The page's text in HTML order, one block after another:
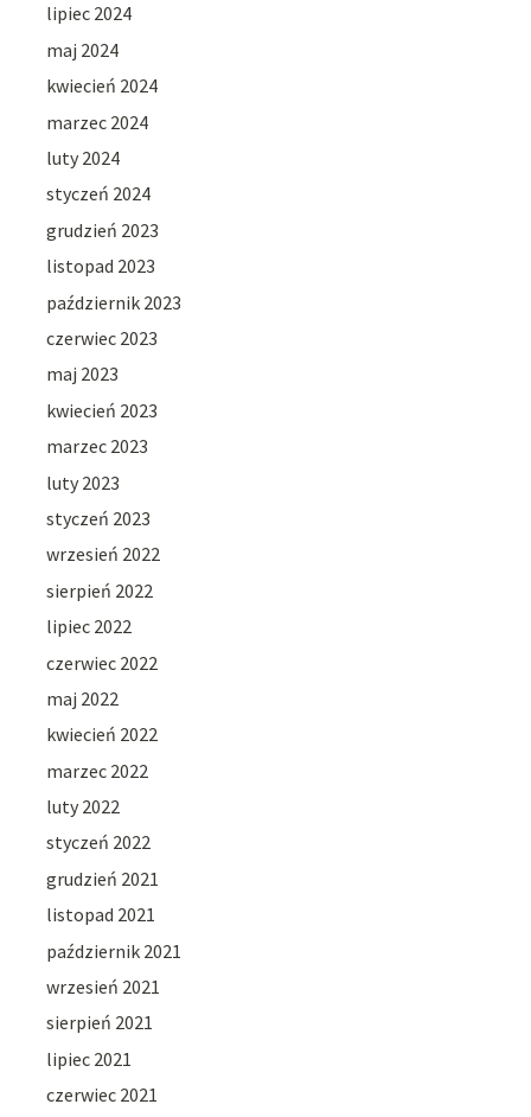
lipiec 2024
maj 2024
kwiecień 2024
marzec 2024
luty 2024
styczeń 2024
grudzień 2023
listopad 2023
październik 2023
czerwiec 2023
maj 2023
kwiecień 2023
marzec 2023
luty 2023
styczeń 2023
wrzesień 2022
sierpień 2022
lipiec 2022
czerwiec 2022
maj 2022
kwiecień 2022
marzec 2022
luty 2022
styczeń 2022
grudzień 2021
listopad 2021
październik 2021
wrzesień 2021
sierpień 2021
lipiec 2021
czerwiec 2021